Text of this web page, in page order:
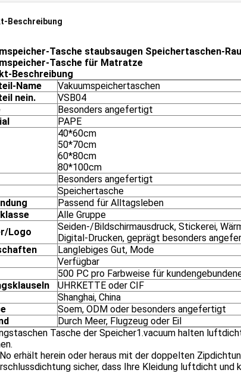
Beschreibung
Tasche staubsaugen Speichertaschen-
Tasche für Matratze
Beschreibung
Name
Vakuumspeichertaschen
nein.
VSB04
Besonders angefertigt
PAPE
40*60cm
50*70cm
60*80cm
80*100cm
Besonders angefertigt
Speichertasche
Passend für Alltagsleben
Alle Gruppe
Logo
Seiden-/Bildschirmausdruck, Stickerei,
Digital-Drucken, geprägt besonders
Langlebiges Gut, Mode
Verfügbar
500 PC pro Farbweise für
UHRKETTE oder CIF
Shanghai, China
Soem, ODM oder besonders angefertigt
Durch Meer, Flugzeug oder Eil
Tasche der Speicher1.vacuum halten
erhält herein oder heraus mit der doppelten
sicher, dass Ihre Kleidung luftdicht und